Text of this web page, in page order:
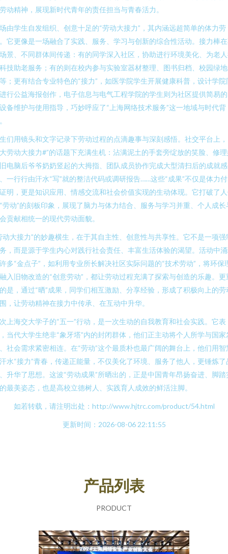
动精神，展现新时代青年的责任担当与青春活力。
由学生自发组织、创意十足的“劳动大接力”，其内涵远超简单的体力劳
它更像是一场融合了实践、服务、学习与创新的综合性活动。接力棒
景、不同群体间传递：有的同学深入社区，协助进行环境美化、为老
技助老服务；有的则在校内参与实验室器材整理、图书归档、校园绿
；更有结合专业特色的“接力”，如医学院学生开展健康科普，设计学院
行公益海报创作，电子信息与电气工程学院的学生则为社区提供简易
备维护与使用指导，巧妙呼应了“上海网络技术服务”这一地域与时代背
们用镜头和文字记录下劳动过程的点滴趣事与深刻感悟。社交平台上
劳动大接力#”的话题下充满生机：沾满泥土的手套旁绽放的笑脸、修
电脑后爷爷奶奶竖起的大拇指、团队成员协作完成大型清扫后的成就
一行行由汗水“写”就的整洁代码或调研报告……这些“成果”不仅是体力
明，更是知识应用、情感交流和社会价值实现的生动体现。它打破了
劳动”的刻板印象，展现了脑力与体力结合、服务与学习并重、个人成长
贡献相统一的现代劳动面貌。
动大接力”的妙趣横生，在于其自主性、创意性与共享性。它不是一项强
，而是源于学生内心对践行社会责任、丰富生活体验的渴望。活动中
多“金点子”，如利用专业所长解决社区实际问题的“技术劳动”，将环保
入旧物改造的“创意劳动”，都让劳动过程充满了探索与创造的乐趣。更
是，通过“晒”成果，同学们相互激励、分享经验，形成了积极向上的劳
，让劳动精神在接力中传承、在互动中升华。
上海交大学子的“五一”行动，是一次生动的自我教育和社会实践。它表
当代大学生绝非“象牙塔”内的封闭群体，他们正主动将个人所学与国家
社会需求紧密相连。在“劳动”这个最质朴也最广阔的舞台上，他们用智
水“接力”青春，传递正能量，不仅美化了环境、服务了他人，更锤炼了
升华了思想。这波“劳动成果”所晒出的，正是中国青年昂扬奋进、脚踏
最美姿态，也是高校立德树人、实践育人成效的鲜活注脚。
如若转载，请注明出处：http://www.hjtrc.com/product/54.html
更新时间：2026-08-06 22:11:55
产品列表
PRODUCT